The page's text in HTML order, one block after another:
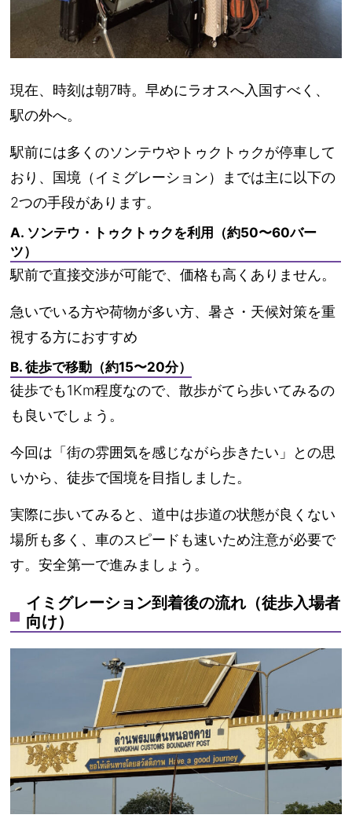
現在、時刻は朝7時。早めにラオスへ入国すべく、
駅の外へ。
駅前には多くのソンテウやトゥクトゥクが停車して
おり、 国境（イミグレーション）までは主に以下の
2つの手段があります。
A. ソンテウ・トゥクトゥクを利用（約50〜60バー
ツ）
駅前で直接交渉が可能で、価格も高くありません。
急いでいる方や荷物が多い方、暑さ・天候対策を重
視する方におすすめ
B. 徒歩で移動（約15〜20分）
徒歩でも1Km程度なので、散歩がてら歩いてみるの
も良いでしょう。
今回は「街の雰囲気を感じながら歩きたい」との思
いから、徒歩で国境を目指しました。
実際に歩いてみると、道中は歩道の状態が良くない
場所も多く、車のスピードも速いため注意が必要で
す。安全第一で進みましょう。
イミグレーション到着後の流れ（徒歩入場者
向け）